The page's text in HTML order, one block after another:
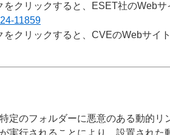
をクリックすると、ESET社のWeb
11859
をクリックすると、CVEのWebサイ
定のフォルダーに悪意のある動的
実行されることにより、設置され